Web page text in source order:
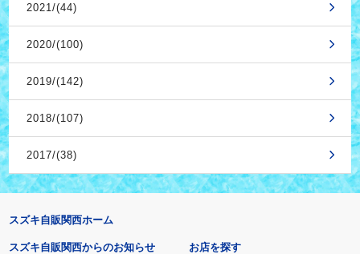
2021/(44)
2020/(100)
2019/(142)
2018/(107)
2017/(38)
スズキ自販関西ホーム
スズキ自販関西からのお知らせ お店を探す